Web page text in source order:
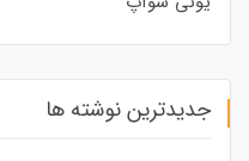
جدیدترین نوشته ها